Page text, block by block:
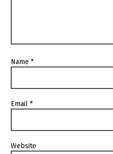
Name*
Email*
Website